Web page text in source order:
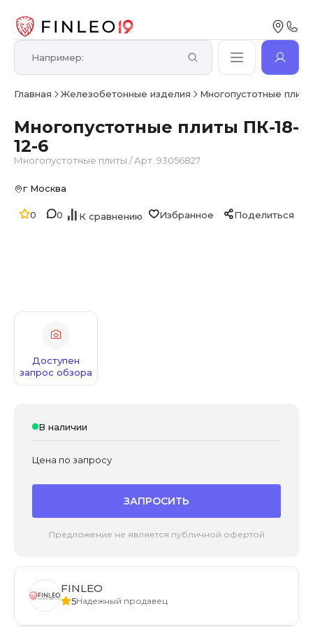
Главная Железобетонные изделия Многопустотные плиты
Многопустотные плиты ПК-18-
12-6
Многопустотные плиты /Арт. 93056827
0 0 К сравнению Избранное Поделиться
г Москва
Доступен
запрос обзора
В наличии
Цена по запросу
ЗАПРОСИТЬ
Предложение не является публичной офертой
FINLEO
5Надежный продавец